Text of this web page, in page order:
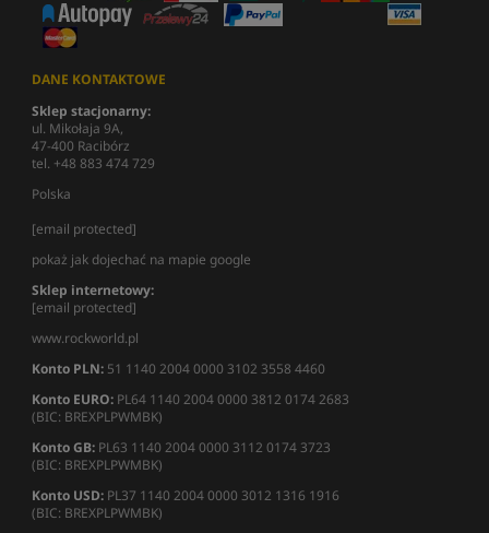
DANE KONTAKTOWE
Sklep stacjonarny:
ul. Mikołaja 9A,
47-400 Racibórz
tel. +48 883 474 729
Polska
[email protected]
pokaż jak dojechać na mapie google
Sklep internetowy:
[email protected]
www.rockworld.pl
Konto PLN: 51 1140 2004 0000 3102 3558 4460
Konto EURO: PL64 1140 2004 0000 3812 0174 2683
(BIC: BREXPLPWMBK)
Konto GB: PL63 1140 2004 0000 3112 0174 3723
(BIC: BREXPLPWMBK)
Konto USD: PL37 1140 2004 0000 3012 1316 1916
(BIC: BREXPLPWMBK)